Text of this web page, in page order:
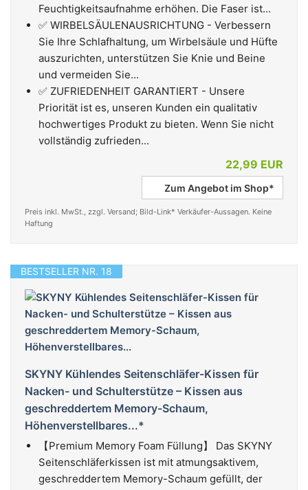
Feuchtigkeitsaufnahme erhöhen. Die Faser ist...
✅ WIRBELSÄULENAUSRICHTUNG - Verbessern
Sie Ihre Schlafhaltung, um Wirbelsäule und Hüfte
auszurichten, unterstützen Sie Knie und Beine
und vermeiden Sie...
✅ ZUFRIEDENHEIT GARANTIERT - Unsere
Priorität ist es, unseren Kunden ein qualitativ
hochwertiges Produkt zu bieten. Wenn Sie nicht
vollständig zufrieden...
22,99 EUR
Zum Angebot im Shop*
Preis inkl. MwSt., zzgl. Versand; Bild-Link* Verkäufer-Aussagen. Keine
Haftung
BESTSELLER NR. 18
SKYNY Kühlendes Seitenschläfer-Kissen für
Nacken- und Schulterstütze – Kissen aus
geschreddertem Memory-Schaum,
Höhenverstellbares...*
【Premium Memory Foam Füllung】 Das SKYNY
Seitenschläferkissen ist mit atmungsaktivem,
geschreddertem Memory-Schaum gefüllt, der